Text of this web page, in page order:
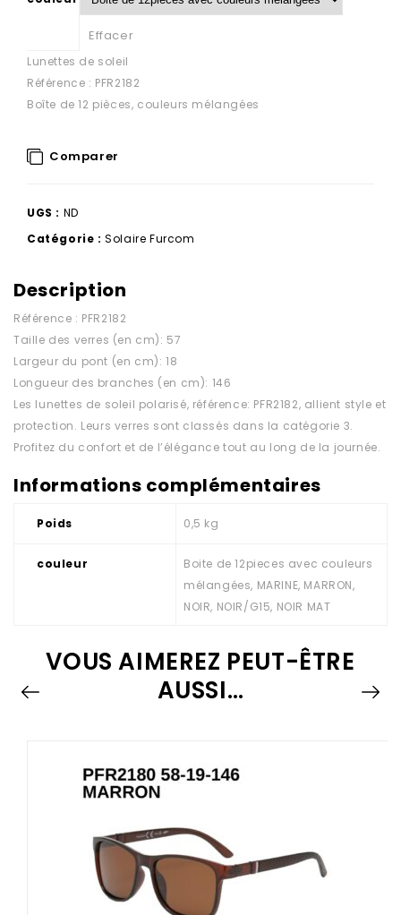
Effacer
Lunettes de soleil
Référence : PFR2182
Boîte de 12 pièces, couleurs mélangées
Comparer
UGS : ND
Catégorie :Solaire Furcom
Description
Référence : PFR2182
Taille des verres (en cm): 57
Largeur du pont (en cm): 18
Longueur des branches (en cm): 146
Les lunettes de soleil polarisé, référence: PFR2182, allient style et
protection. Leurs verres sont classés dans la catégorie 3.
Profitez du confort et de l’élégance tout au long de la journée.
Informations complémentaires
Poids 0,5 kg
couleur
Boite de 12pieces avec couleurs
mélangées, MARINE, MARRON,
NOIR, NOIR/G15, NOIR MAT
VOUS AIMEREZ PEUT-ÊTRE
AUSSI…